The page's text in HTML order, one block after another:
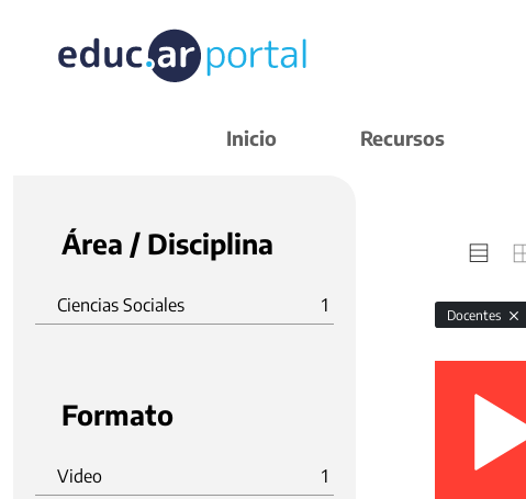
Inicio Recursos
Área / Disciplina
Ciencias Sociales 1
Formato
Video 1
Docentes